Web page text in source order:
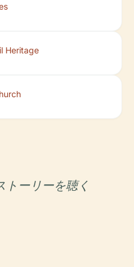
Heritage
トーリーを聴く